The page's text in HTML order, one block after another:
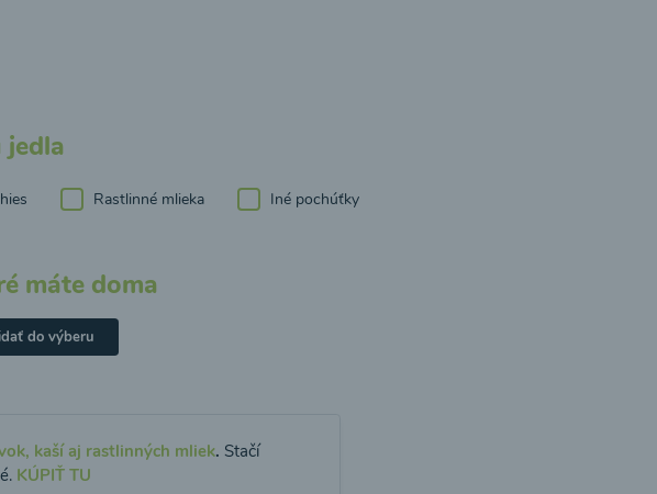
jedla
Rastlinné mlieka Iné pochúťky
máte doma
do výberu
kaší aj rastlinných mliek. Stačí
KÚPIŤ TU